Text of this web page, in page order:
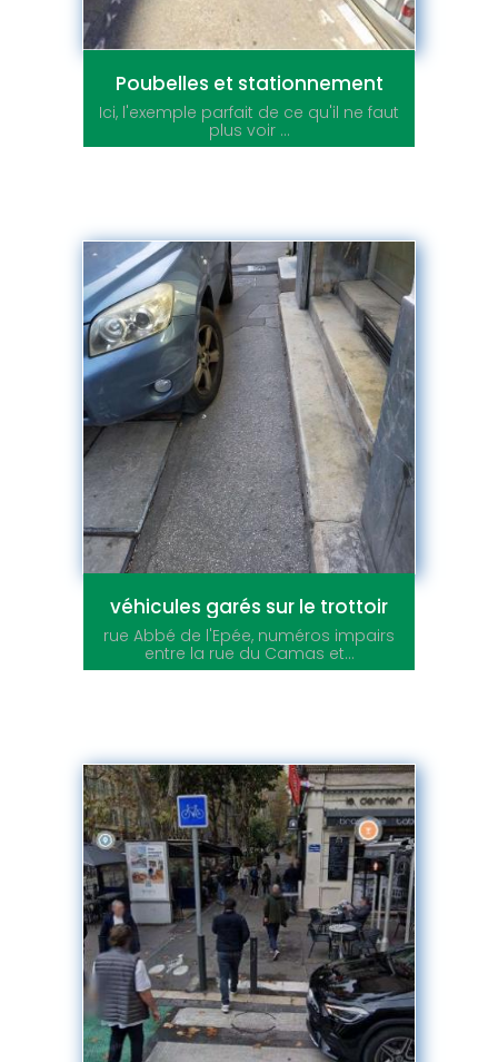
Poubelles et stationnement
Ici, l'exemple parfait de ce qu'il ne faut
plus voir ...
véhicules garés sur le trottoir
rue Abbé de l'Epée, numéros impairs
entre la rue du Camas et...